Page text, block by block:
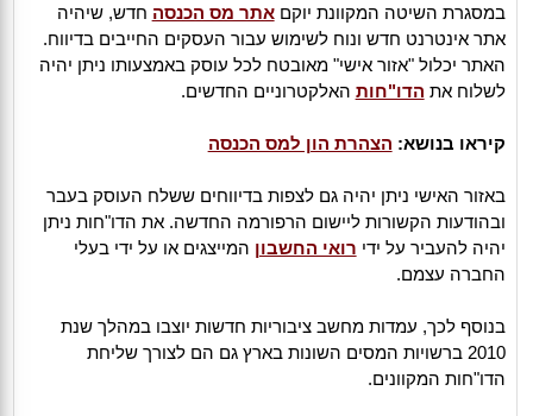
במסגרת השיטה המקוונת יוקםאתר מס הכנסה חדש, שיהיה
אתר אינטרנט חדש ונוח לשימוש עבור העסקים החייבים בדיווח.
האתר יכלול "אזור אישי" מאובטח לכל עוסק באמצעותו ניתן יהיה
לשלוח את הדו"חות האלקטרוניים החדשים.
קיראו בנושא: הצהרת הון למס הכנסה
באזור האישי ניתן יהיה גם לצפות בדיווחים ששלח העוסק בעבר
ובהודעות הקשורות ליישום הרפורמה החדשה. את הדו"חות ניתן
יהיה להעביר על ידי רואי החשבון המייצגים או על ידי בעלי
החברה עצמם.
בנוסף לכך, עמדות מחשב ציבוריות חדשות יוצבו במהלך שנת
2010 ברשויות המסים השונות בארץ גם הם לצורך שליחת
הדו"חות המקוונים.